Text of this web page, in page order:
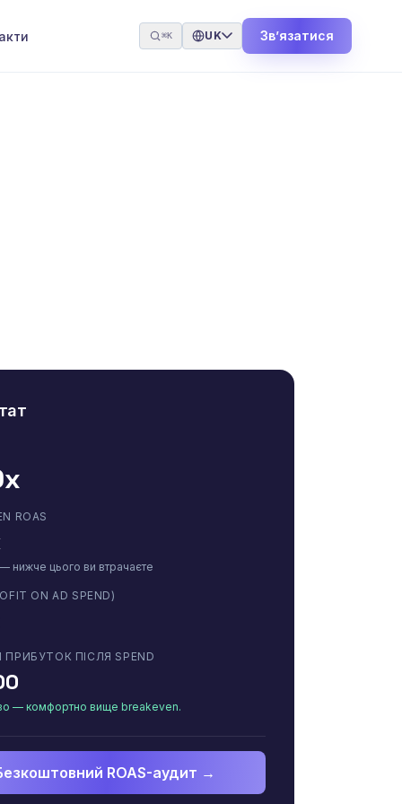
⌘K UK Звʼязатися
ROAS
нижче цього ви втрачаєте
ON AD SPEND)
ПІСЛЯ SPEND
— комфортно вище breakeven.
ROAS-аудит →